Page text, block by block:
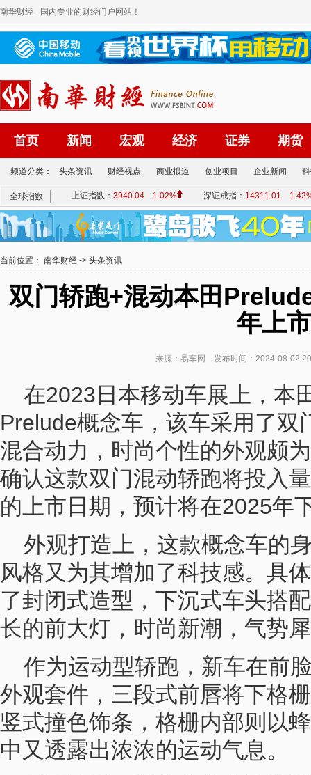
南华财经 - 国内专业的财经门户网站！
首页 新闻 宏观 经济 证券 期货
频道分类： 头条资讯 财经视点 商业报道 创业项目 企业新闻
当前位置： 南华财经 -> 头条资讯
双门轿跑+混动本田
年上市
来源：易车网 发布时间：2024-08-02
在2023日本移动车展上，本
Prelude概念车，该车采用了双
混合动力，时尚个性的外观颇
确认这款双门混动轿跑将投入
的上市日期，预计将在2025年
外观打造上，这款概念车的
风格又为其增加了科技感。具
了封闭式造型，下沉式车头搭
长的前大灯，时尚新潮，气势
作为运动型轿跑，新车在前
外观套件，三段式前唇将下格
竖式撞色饰条，格栅内部则以
中又透露出浓浓的运动气息。